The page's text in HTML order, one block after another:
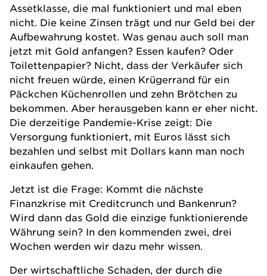
Assetklasse, die mal funktioniert und mal eben
nicht. Die keine Zinsen trägt und nur Geld bei der
Aufbewahrung kostet. Was genau auch soll man
jetzt mit Gold anfangen? Essen kaufen? Oder
Toilettenpapier? Nicht, dass der Verkäufer sich
nicht freuen würde, einen Krügerrand für ein
Päckchen Küchenrollen und zehn Brötchen zu
bekommen. Aber herausgeben kann er eher nicht.
Die derzeitige Pandemie-Krise zeigt: Die
Versorgung funktioniert, mit Euros lässt sich
bezahlen und selbst mit Dollars kann man noch
einkaufen gehen.
Jetzt ist die Frage: Kommt die nächste
Finanzkrise mit Creditcrunch und Bankenrun?
Wird dann das Gold die einzige funktionierende
Währung sein? In den kommenden zwei, drei
Wochen werden wir dazu mehr wissen.
Der wirtschaftliche Schaden, der durch die